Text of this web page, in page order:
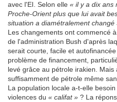
avec l'EI. Selon elle « il y a dix ans
Proche-Orient plus que lui avait
situation a diamétralement changé
Les changements ont commencé
de l'administration Bush d'après
serait courte, facile et
problème de financement,
levé grâce au pétrole irakien. Mais
suffisamment de pétrole même
La population locale a-t-elle
violences du « califat » ? La